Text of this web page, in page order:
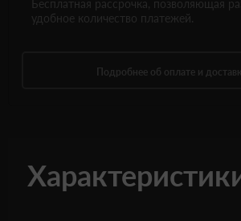
Бесплатная рассрочка, позволяющая
удобное количество платежей.
Подробнее об оплате и